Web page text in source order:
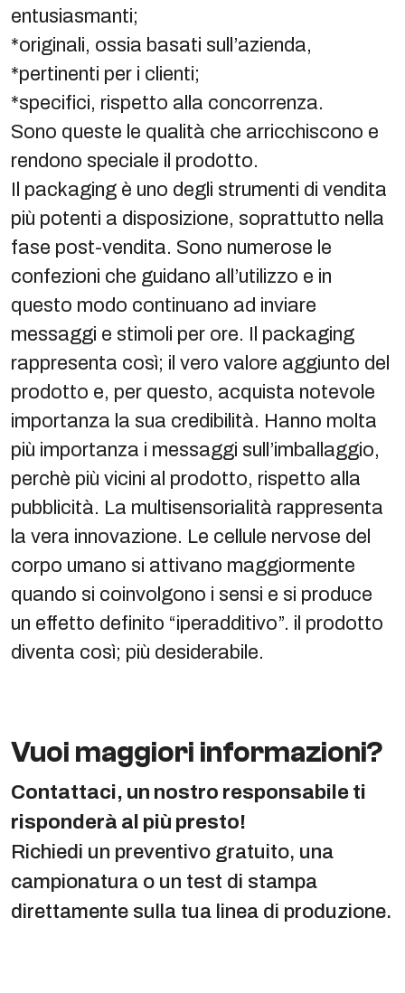
entusiasmanti;
*originali, ossia basati sull’azienda,
*pertinenti per i clienti;
*specifici, rispetto alla concorrenza.
Sono queste le qualità che arricchiscono e
rendono speciale il prodotto.
Il packaging è uno degli strumenti di vendita
più potenti a disposizione, soprattutto nella
fase post-vendita. Sono numerose le
confezioni che guidano all’utilizzo e in
questo modo continuano ad inviare
messaggi e stimoli per ore. Il packaging
rappresenta così; il vero valore aggiunto del
prodotto e, per questo, acquista notevole
importanza la sua credibilità. Hanno molta
più importanza i messaggi sull’imballaggio,
perchè più vicini al prodotto, rispetto alla
pubblicità. La multisensorialità rappresenta
la vera innovazione. Le cellule nervose del
corpo umano si attivano maggiormente
quando si coinvolgono i sensi e si produce
un effetto definito “iperadditivo”. il prodotto
diventa così; più desiderabile.
Vuoi maggiori informazioni?
Contattaci, un nostro responsabile ti
risponderà al più presto!
Richiedi un preventivo gratuito, una
campionatura o un test di stampa
direttamente sulla tua linea di produzione.